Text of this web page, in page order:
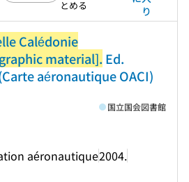
とめる
り
Calédonie
material]. Ed.
aéronautique OACI)
aéronautique2004.
国立国会図書館